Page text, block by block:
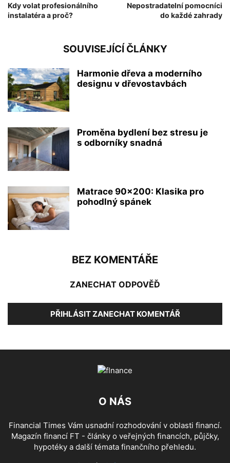
Kdy volat profesionálního
instalatéra a proč?
Nepostradatelní pomocníci
do každé zahrady
SOUVISEJÍCÍ ČLÁNKY
Harmonie dřeva a moderního
designu v dřevostavbách
Proměna bydlení bez stresu je
s odborníky snadná
Matrace 90×200: Klasika pro
pohodlný spánek
BEZ KOMENTÁŘE
ZANECHAT ODPOVĚĎ
PŘIHLÁSIT ZANECHAT KOMENTÁŘ
O NÁS
Financial Times Vám usnadní rozhodování v oblasti financí.
Magazín financí FT - články o veřejných financích, půjčky,
hypotéky a další témata finančního přehledu.